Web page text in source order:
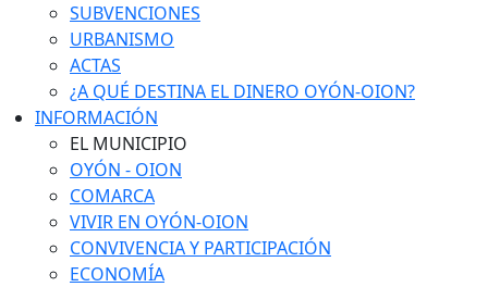
SUBVENCIONES
URBANISMO
ACTAS
¿A QUÉ DESTINA EL DINERO OYÓN-OION?
INFORMACIÓN
EL MUNICIPIO
OYÓN - OION
COMARCA
VIVIR EN OYÓN-OION
CONVIVENCIA Y PARTICIPACIÓN
ECONOMÍA